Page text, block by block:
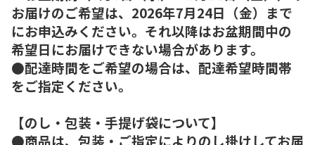
お届けのご希望は、2026年7月24日（金）まで
にお申込みください。それ以降はお盆期間中の
希望日にお届けできない場合があります。
●配達時間をご希望の場合は、配達希望時間帯
をご指定ください。
【のし・包装・手提げ袋について】
●商品は、包装・ご指定によりのし掛けしてお届